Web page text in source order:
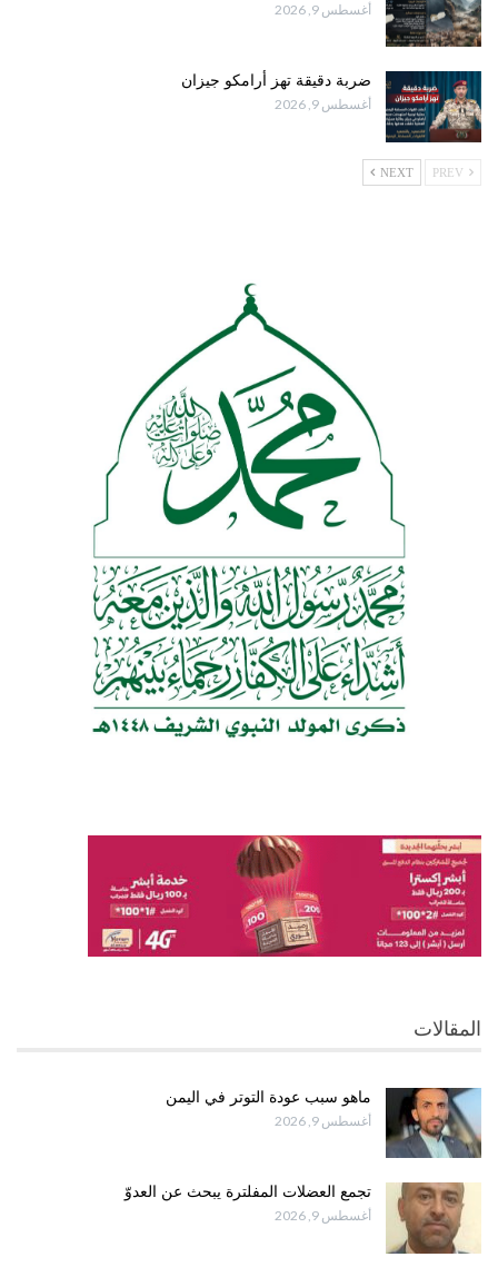
أغسطس 9, 2026
ضربة دقيقة تهز أرامكو جيزان
أغسطس 9, 2026
NEXT
المقالات
ماهو سبب عودة التوتر في اليمن
أغسطس 9, 2026
تجمع العضلات المفلترة يبحث عن العدوّ
أغسطس 9, 2026